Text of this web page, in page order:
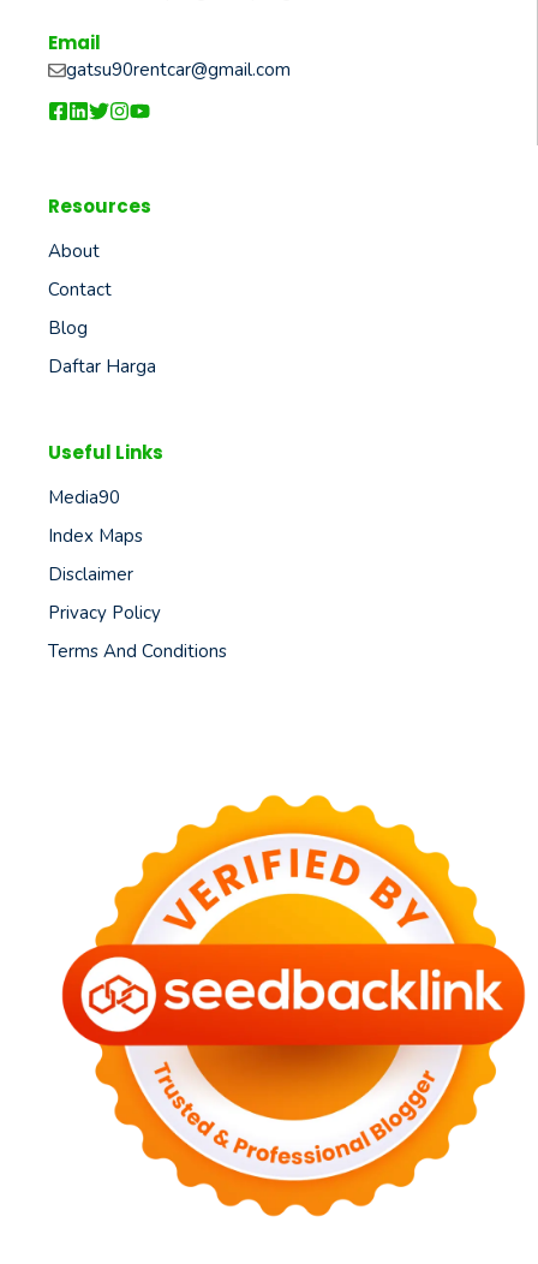
Email
gatsu90rentcar@gmail.com
Resources
About
Contact
Blog
Daftar Harga
Useful Links
Media90
Index Maps
Disclaimer
Privacy Policy
Terms And Conditions